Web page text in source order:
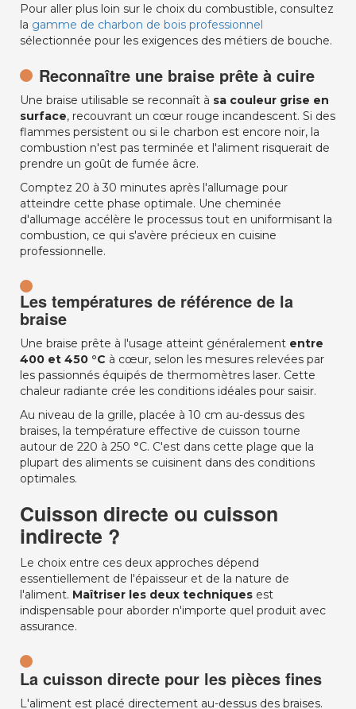
Pour aller plus loin sur le choix du combustible, consultez
la gamme de charbon de bois professionnel
sélectionnée pour les exigences des métiers de bouche.
Reconnaître une braise prête à cuire
Une braise utilisable se reconnaît à sa couleur grise en
surface, recouvrant un cœur rouge incandescent. Si des
flammes persistent ou si le charbon est encore noir, la
combustion n'est pas terminée et l'aliment risquerait de
prendre un goût de fumée âcre.
Comptez 20 à 30 minutes après l'allumage pour
atteindre cette phase optimale. Une cheminée
d'allumage accélère le processus tout en uniformisant la
combustion, ce qui s'avère précieux en cuisine
professionnelle.
Les températures de référence de la
braise
Une braise prête à l'usage atteint généralement entre
400 et 450 °C à cœur, selon les mesures relevées par
les passionnés équipés de thermomètres laser. Cette
chaleur radiante crée les conditions idéales pour saisir.
Au niveau de la grille, placée à 10 cm au-dessus des
braises, la température effective de cuisson tourne
autour de 220 à 250 °C. C'est dans cette plage que la
plupart des aliments se cuisinent dans des conditions
optimales.
Cuisson directe ou cuisson
indirecte ?
Le choix entre ces deux approches dépend
essentiellement de l'épaisseur et de la nature de
l'aliment. Maîtriser les deux techniques est
indispensable pour aborder n'importe quel produit avec
assurance.
La cuisson directe pour les pièces fines
L'aliment est placé directement au-dessus des braises.